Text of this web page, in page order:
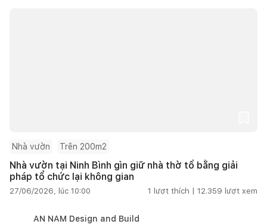
Nhà vườn Trên 200m2
Nhà vườn tại Ninh Bình gìn giữ nhà thờ tổ bằng giải
pháp tổ chức lại không gian
27/06/2026, lúc 10:00 1 lượt thích | 12.359 lượt xem
AN NAM Design and Build